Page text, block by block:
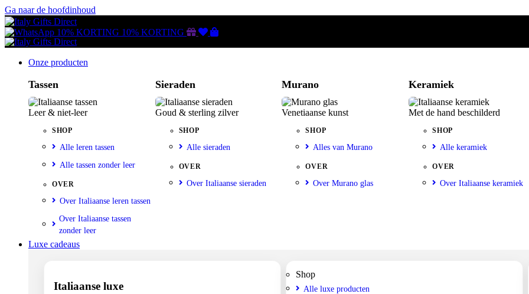
Ga naar de hoofdinhoud
10% KORTING 10% KORTING Gutscheine
Wunschliste
Warenkorb
Onze producten
Tassen
Leer & niet-leer
SHOP
Alle leren tassen
Alle tassen zonder leer
OVER
Over Italiaanse leren tassen
Over Italiaanse tassen
zonder leer
Sieraden
Goud & sterling zilver
SHOP
Alle sieraden
OVER
Over Italiaanse sieraden
Murano
Venetiaanse kunst
SHOP
Alles van Murano
OVER
Over Murano glas
Keramiek
Met de hand beschilderd
SHOP
Alle keramiek
OVER
Over Italiaanse keramiek
Luxe cadeaus
Italiaanse luxe
Shop
Alle luxe producten